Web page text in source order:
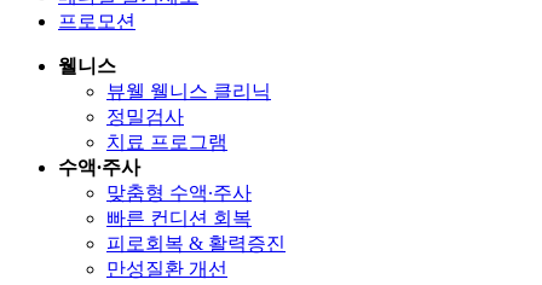
프로모션
웰니스
뷰웰 웰니스 클리닉
정밀검사
치료 프로그램
수액∙주사
맞춤형 수액∙주사
빠른 컨디션 회복
피로회복 & 활력증진
만성질환 개선